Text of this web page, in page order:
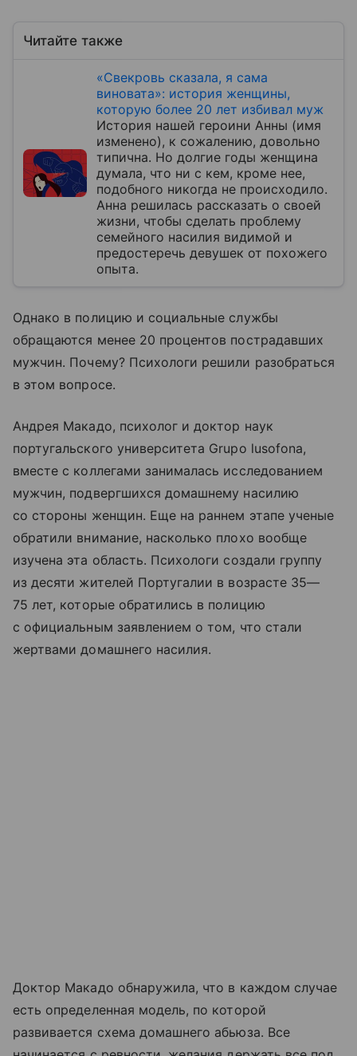
Читайте также
«Свекровь сказала, я сама
виновата»: история женщины,
которую более 20 лет избивал муж
История нашей героини Анны (имя
изменено), к сожалению, довольно
типична. Но долгие годы женщина
думала, что ни с кем, кроме нее,
подобного никогда не происходило.
Анна решилась рассказать о своей
жизни, чтобы сделать проблему
семейного насилия видимой и
предостеречь девушек от похожего
опыта.
Однако в полицию и социальные службы
обращаются менее 20 процентов пострадавших
мужчин. Почему? Психологи решили разобраться
в этом вопросе.
Андрея Макадо, психолог и доктор наук
португальского университета Grupo lusofona,
вместе с коллегами занималась исследованием
мужчин, подвергшихся домашнему насилию
со стороны женщин. Еще на раннем этапе ученые
обратили внимание, насколько плохо вообще
изучена эта область. Психологи создали группу
из десяти жителей Португалии в возрасте 35—
75 лет, которые обратились в полицию
с официальным заявлением о том, что стали
жертвами домашнего насилия.
Доктор Макадо обнаружила, что в каждом случае
есть определенная модель, по которой
развивается схема домашнего абьюза. Все